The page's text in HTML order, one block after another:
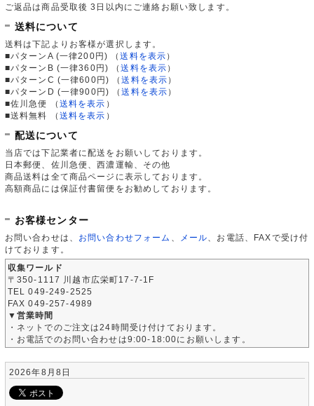
ご返品は商品受取後 3日以内にご連絡お願い致します。
送料について
送料は下記よりお客様が選択します。
■パターンA (一律200円)
（送料を表示 ）
■パターンB (一律360円)
（送料を表示 ）
■パターンC (一律600円)
（送料を表示 ）
■パターンD (一律900円)
（送料を表示 ）
■佐川急便
（ 送料を表示 ）
■送料無料
（ 送料を表示 ）
配送について
当店では下記業者に配送をお願いしております。
日本郵便、佐川急便、西濃運輸、その他
商品送料は全て商品ページに表示しております。
高額商品には保証付書留便をお勧めしております。
お客様センター
お問い合わせは、 お問い合わせフォーム メール 、お電話、FAXで受け付
けております。
収集ワールド
〒350-1117 川越市広栄町17-7-1F
TEL 049-249-2525
FAX 049-257-4989
▼営業時間
・ネットでのご注文は24時間受け付けております。
・お電話でのお問い合わせは9:00-18:00にお願いします。
2026年8月8日